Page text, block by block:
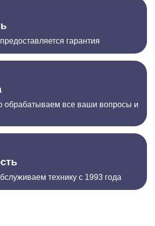
гарантия
обрабатываем все ваши вопросы и
технику с 1993 года